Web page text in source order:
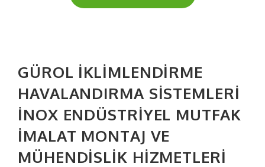
GÜROL İKLIMLENDIRME
HAVALANDIRMA SISTEMLERI
İNOX ENDÜSTRIYEL MUTFAK
İMALAT MONTAJ VE
MÜHENDISLIK HIZMETLERI